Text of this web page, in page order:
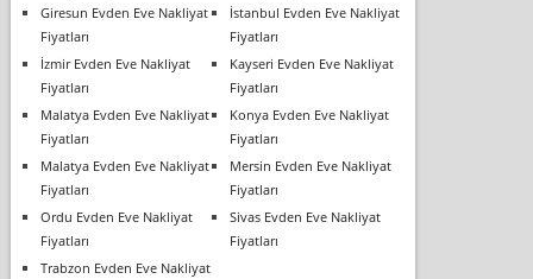
Giresun Evden Eve Nakliyat
Fiyatları
İstanbul Evden Eve Nakliyat
Fiyatları
İzmir Evden Eve Nakliyat
Fiyatları
Kayseri Evden Eve Nakliyat
Fiyatları
Malatya Evden Eve Nakliyat
Fiyatları
Konya Evden Eve Nakliyat
Fiyatları
Malatya Evden Eve Nakliyat
Fiyatları
Mersin Evden Eve Nakliyat
Fiyatları
Ordu Evden Eve Nakliyat
Fiyatları
Sivas Evden Eve Nakliyat
Fiyatları
Trabzon Evden Eve Nakliyat